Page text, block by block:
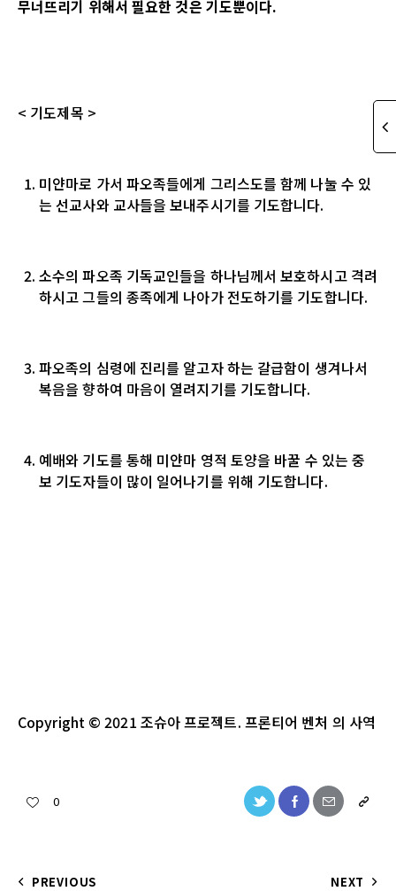
무너뜨리기 위해서 필요한 것은 기도뿐이다.
< 기도제목 >
미얀마로 가서 파오족들에게 그리스도를 함께 나눌 수 있
는 선교사와 교사들을 보내주시기를 기도합니다.
소수의 파오족 기독교인들을 하나님께서 보호하시고 격려
하시고 그들의 종족에게 나아가 전도하기를 기도합니다.
파오족의 심령에 진리를 알고자 하는 갈급함이 생겨나서
복음을 향하여 마음이 열려지기를 기도합니다.
예배와 기도를 통해 미얀마 영적 토양을 바꿀 수 있는 중
보 기도자들이 많이 일어나기를 위해 기도합니다.
Copyright © 2021 조슈아프로젝트. 프론티어 벤처 의 사역
0
PREVIOUS NEXT